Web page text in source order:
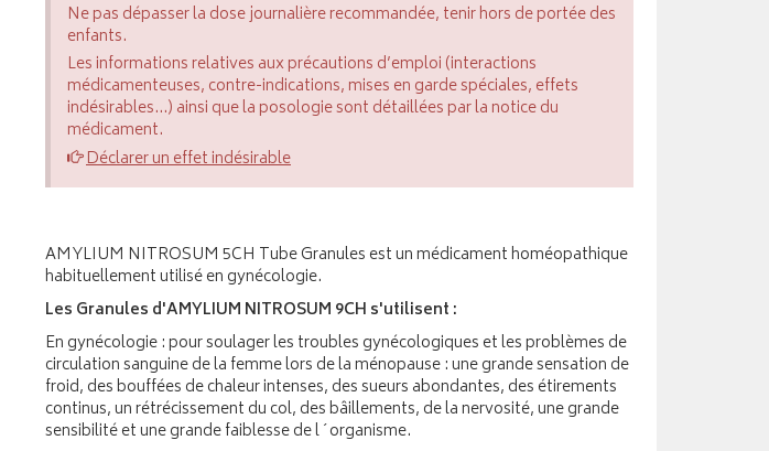
Ne pas dépasser la dose journalière recommandée, tenir hors de portée des
enfants.
Les informations relatives aux précautions d’emploi (interactions
médicamenteuses, contre-indications, mises en garde spéciales, effets
indésirables...) ainsi que la posologie sont détaillées par la notice du
médicament.
Déclarer un effet indésirable
AMYLIUM NITROSUM 5CH Tube Granules est un médicament homéopathique
habituellement utilisé en gynécologie.
Les Granules d'AMYLIUM NITROSUM 9CH s'utilisent :
En gynécologie : pour soulager les troubles gynécologiques et les problèmes de
circulation sanguine de la femme lors de la ménopause : une grande sensation de
froid, des bouffées de chaleur intenses, des sueurs abondantes, des étirements
continus, un rétrécissement du col, des bâillements, de la nervosité, une grande
sensibilité et une grande faiblesse de l´organisme.